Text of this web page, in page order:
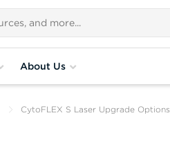
About Us
CytoFLEX S Laser Upgrade Options